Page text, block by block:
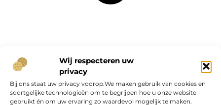
Wij respecteren uw
privacy
Bij ons staat uw privacy voorop.We maken gebruik van cookies en
soortgelijke technologieën om te begrijpen hoe u onze website
gebruikt én om uw ervaring zo waardevol mogelijk te maken.
Onze informatie